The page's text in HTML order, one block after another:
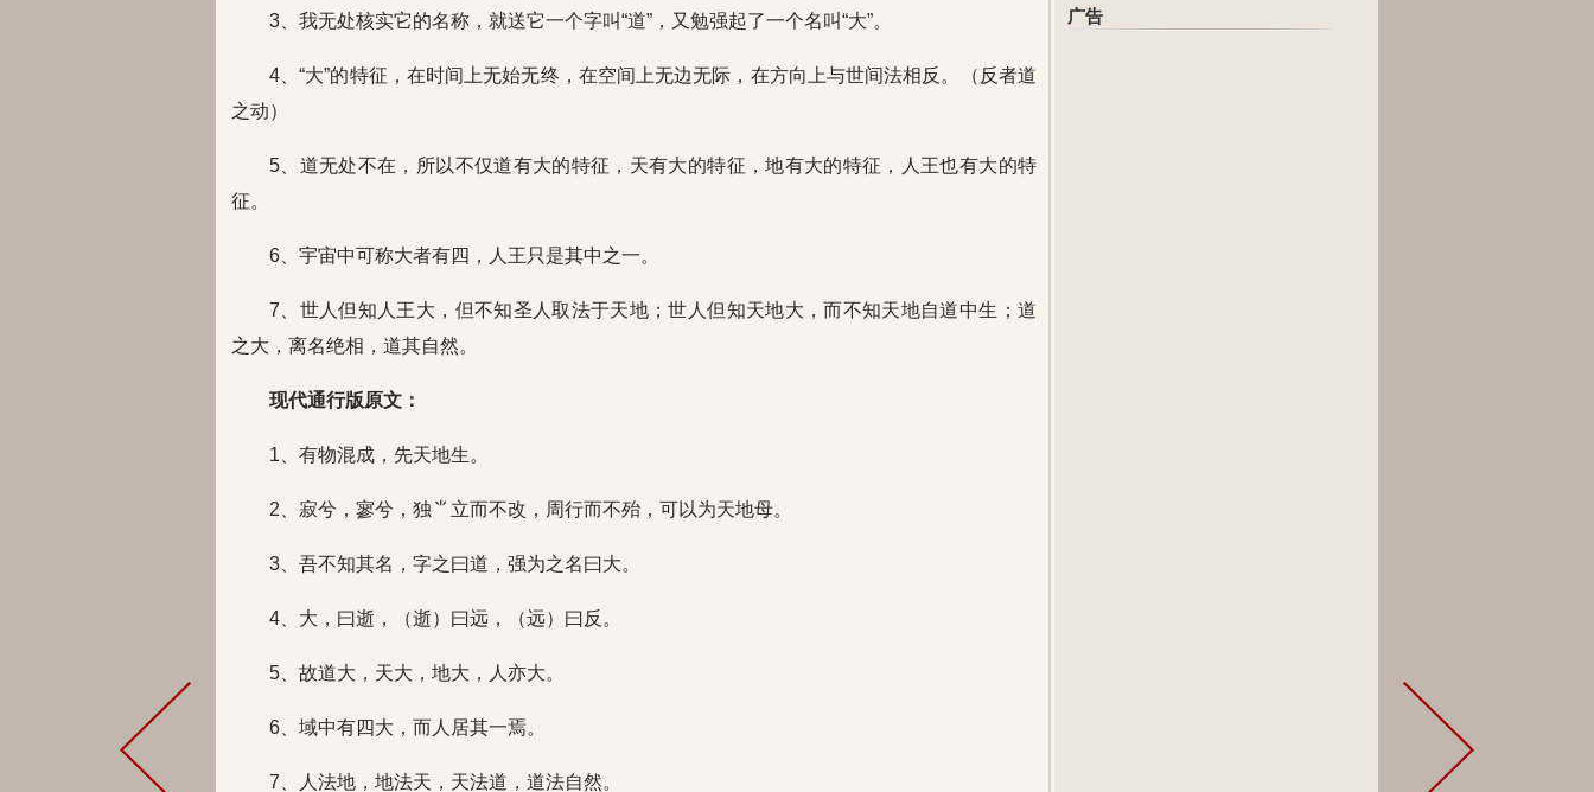
3、我无处核实它的名称，就送它一个字叫“道”，又勉强起了一个名叫“大”。
4、“大”的特征，在时间上无始无终，在空间上无边无际，在方向上与世间法相反。（反者道
之动）
5、道无处不在，所以不仅道有大的特征，天有大的特征，地有大的特征，人王也有大的特
征。
6、宇宙中可称大者有四，人王只是其中之一。
7、世人但知人王大，但不知圣人取法于天地；世人但知天地大，而不知天地自道中生；道
之大，离名绝相，道其自然。
现代通行版原文：
1、有物混成，先天地生。
2、寂兮，寥兮，独⺌立而不改，周行而不殆，可以为天地母。
3、吾不知其名，字之曰道，强为之名曰大。
4、大，曰逝，（逝）曰远，（远）曰反。
5、故道大，天大，地大，人亦大。
6、域中有四大，而人居其一焉。
7、人法地，地法天，天法道，道法自然。
广告